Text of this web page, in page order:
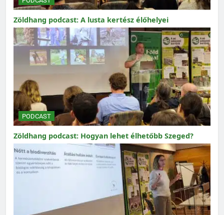
Zöldhang podcast: A lusta kertész élőhelyei
PODCAST
Zöldhang podcast: Hogyan lehet élhetőbb Szeged?